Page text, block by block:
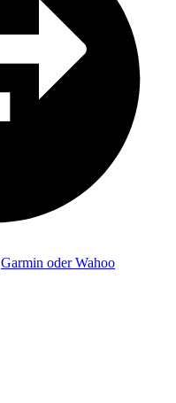
Garmin oder Wahoo